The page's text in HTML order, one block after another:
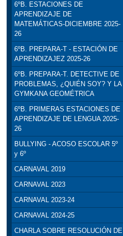
6ºB. ESTACIONES DE
APRENDIZAJE DE
MATEMÁTICAS-DICIEMBRE 2025-
26
6ºB. PREPARA-T - ESTACIÓN DE
APRENDIZAJEZ 2025-26
6ºB. PREPARA-T. DETECTIVE DE
PROBLEMAS, ¿QUIÉN SOY? Y LA
GYMKANA GEOMÉTRICA
6ºB. PRIMERAS ESTACIONES DE
APRENDIZAJE DE LENGUA 2025-
26
BULLYING - ACOSO ESCOLAR 5º
y 6º
CARNAVAL 2019
CARNAVAL 2023
CARNAVAL 2023-24
CARNAVAL 2024-25
CHARLA SOBRE RESOLUCIÓN DE